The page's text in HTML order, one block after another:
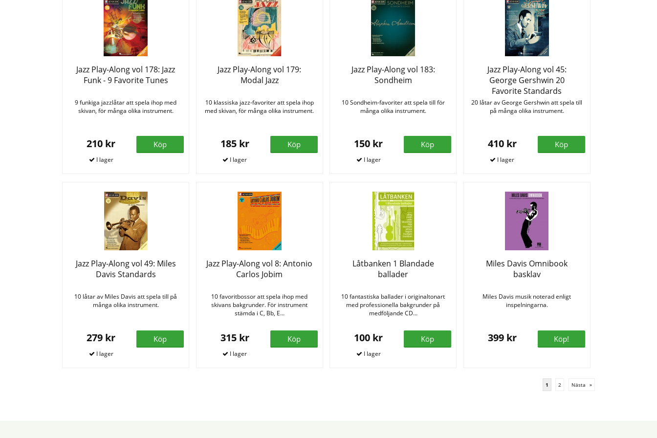
Jazz Play-Along vol 178: Jazz
Funk - 9 Favorite Tunes
9 funkiga jazzlåtar att spela ihop med
skivan, för många olika instrument.
210 kr Köp
Jazz Play-Along vol 179:
Modal Jazz
10 klassiska jazz-favoriter att spela ihop
med skivan, för många olika instrument.
185 kr Köp
Jazz Play-Along vol 183:
Sondheim
10 Sondheim-favoriter att spela till för
många olika instrument.
150 kr Köp
Jazz Play-Along vol 45:
George Gershwin 20
Favorite Standards
20 låtar av George Gershwin att spela till
på många olika instrument.
410 kr Köp
Jazz Play-Along vol 49: Miles
Davis Standards
10 låtar av Miles Davis att spela till på
många olika instrument.
279 kr Köp
Jazz Play-Along vol 8: Antonio
Carlos Jobim
10 favoritbossor att spela ihop med
skivans bakgrunder. För instrument
stämda i C, Bb, E...
315 kr Köp
Låtbanken 1 Blandade
ballader
10 fantastiska ballader i originaltonart
med professionella bakgrunder på
medföljande CD...
100 kr Köp
Miles Davis Omnibook
basklav
Miles Davis musik noterad enligt
inspelningarna.
399 kr Köp!
1 2 Nästa »